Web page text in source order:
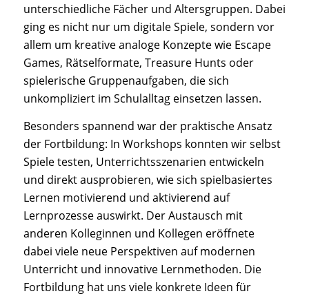
unterschiedliche Fächer und Altersgruppen. Dabei
ging es nicht nur um digitale Spiele, sondern vor
allem um kreative analoge Konzepte wie Escape
Games, Rätselformate, Treasure Hunts oder
spielerische Gruppenaufgaben, die sich
unkompliziert im Schulalltag einsetzen lassen.
Besonders spannend war der praktische Ansatz
der Fortbildung: In Workshops konnten wir selbst
Spiele testen, Unterrichtsszenarien entwickeln
und direkt ausprobieren, wie sich spielbasiertes
Lernen motivierend und aktivierend auf
Lernprozesse auswirkt. Der Austausch mit
anderen Kolleginnen und Kollegen eröffnete
dabei viele neue Perspektiven auf modernen
Unterricht und innovative Lernmethoden. Die
Fortbildung hat uns viele konkrete Ideen für